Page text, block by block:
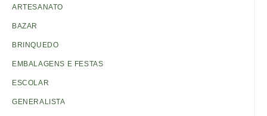
ARTESANATO
BAZAR
BRINQUEDO
EMBALAGENS E FESTAS
ESCOLAR
GENERALISTA